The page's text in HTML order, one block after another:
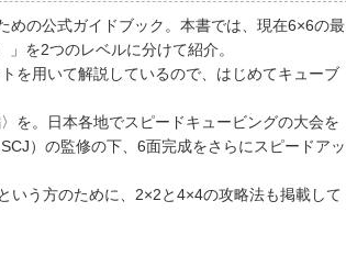
めの公式ガイドブック。本書では、現在6×6の最
を2つのレベルに分けて紹介。
を用いて解説しているので、はじめてキューブ
を。日本各地でスピードキュービングの大会を
）の監修の下、6面完成をさらにスピードアッ
いう方のために、2×2と4×4の攻略法も掲載して
ブックスで購入